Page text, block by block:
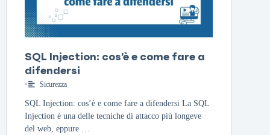
SQL Injection: cos’è e come fare a
difendersi
• Sicurezza
SQL Injection: cos’è e come fare a difendersi La SQL
Injection è una delle tecniche di attacco più longeve
del web, eppure …